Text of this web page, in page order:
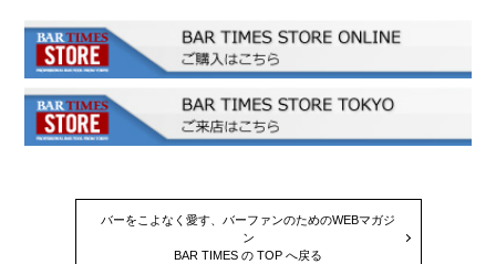
バーをこよなく愛す、バーファンのためのWEBマガジ
ン
BAR TIMES の TOP へ戻る